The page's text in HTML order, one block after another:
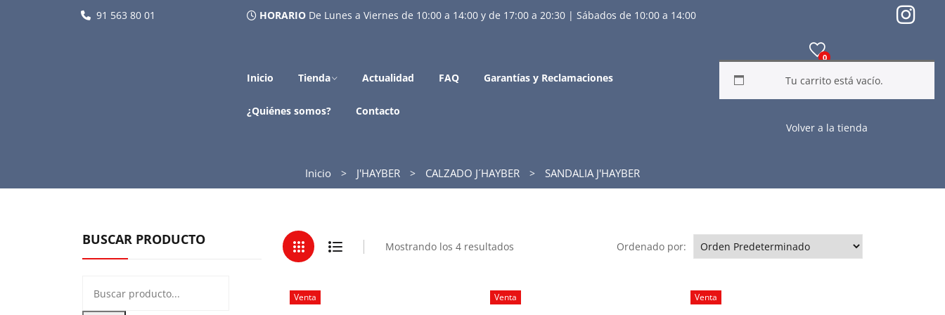
91 563 80 01 HORARIO De Lunes a Viernes de 10:00 a 14:00 y de 17:00 a 20:30 | Sábados de 10:00 a 14:00
Inicio Tienda Actualidad FAQ Garantías y Reclamaciones
¿Quiénes somos? Contacto
0
Tu carrito está vacío.
Volver a la tienda
Inicio J'HAYBER CALZADO J´HAYBER SANDALIA J'HAYBER
Mostrando los 4 resultados Ordenado por:
Venta Venta Venta
BUSCAR PRODUCTO